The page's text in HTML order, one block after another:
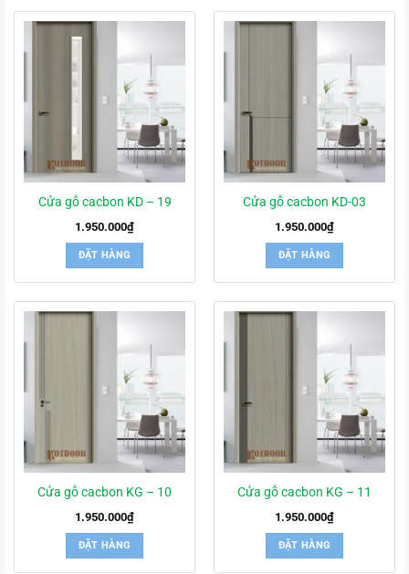
Cửa gỗ cacbon KD – 19
1.950.000₫
ĐẶT HÀNG
Cửa gỗ cacbon KD-03
1.950.000₫
ĐẶT HÀNG
Cửa gỗ cacbon KG – 10
1.950.000₫
ĐẶT HÀNG
Cửa gỗ cacbon KG – 11
1.950.000₫
ĐẶT HÀNG